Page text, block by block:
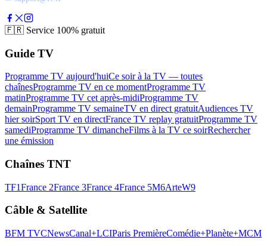
🇫🇷 Service 100% gratuit
Guide TV
Programme TV aujourd'huiCe soir à la TV — toutes
chaînesProgramme TV en ce momentProgramme TV
matinProgramme TV cet après-midiProgramme TV
demainProgramme TV semaineTV en direct gratuitAudiences TV
hier soirSport TV en directFrance TV replay gratuitProgramme TV
samediProgramme TV dimancheFilms à la TV ce soirRechercher
une émission
Chaînes TNT
TF1France 2France 3France 4France 5M6ArteW9
Câble & Satellite
BFM TVCNewsCanal+LCIParis PremièreComédie+Planète+MCM